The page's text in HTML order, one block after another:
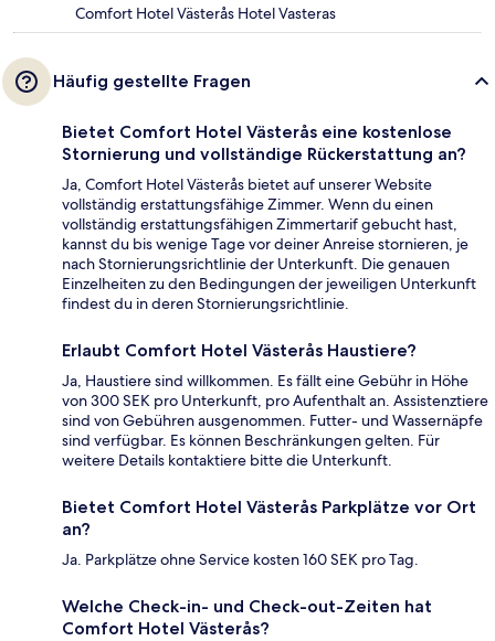
Comfort Hotel Västerås Hotel Vasteras
Häufig gestellte Fragen
Bietet Comfort Hotel Västerås eine kostenlose
Stornierung und vollständige Rückerstattung an?
Ja, Comfort Hotel Västerås bietet auf unserer Website
vollständig erstattungsfähige Zimmer. Wenn du einen
vollständig erstattungsfähigen Zimmertarif gebucht hast,
kannst du bis wenige Tage vor deiner Anreise stornieren, je
nach Stornierungsrichtlinie der Unterkunft. Die genauen
Einzelheiten zu den Bedingungen der jeweiligen Unterkunft
findest du in deren Stornierungsrichtlinie.
Erlaubt Comfort Hotel Västerås Haustiere?
Ja, Haustiere sind willkommen. Es fällt eine Gebühr in Höhe
von 300 SEK pro Unterkunft, pro Aufenthalt an. Assistenztiere
sind von Gebühren ausgenommen. Futter- und Wassernäpfe
sind verfügbar. Es können Beschränkungen gelten. Für
weitere Details kontaktiere bitte die Unterkunft.
Bietet Comfort Hotel Västerås Parkplätze vor Ort
an?
Ja. Parkplätze ohne Service kosten 160 SEK pro Tag.
Welche Check-in- und Check-out-Zeiten hat
Comfort Hotel Västerås?